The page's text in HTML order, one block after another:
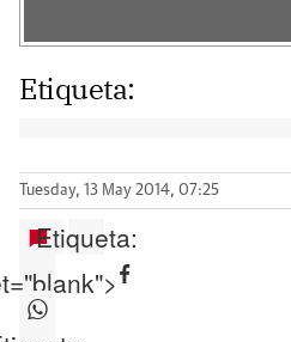
Etiqueta:
Tuesday, 13 May 2014, 07:25
Etiqueta: